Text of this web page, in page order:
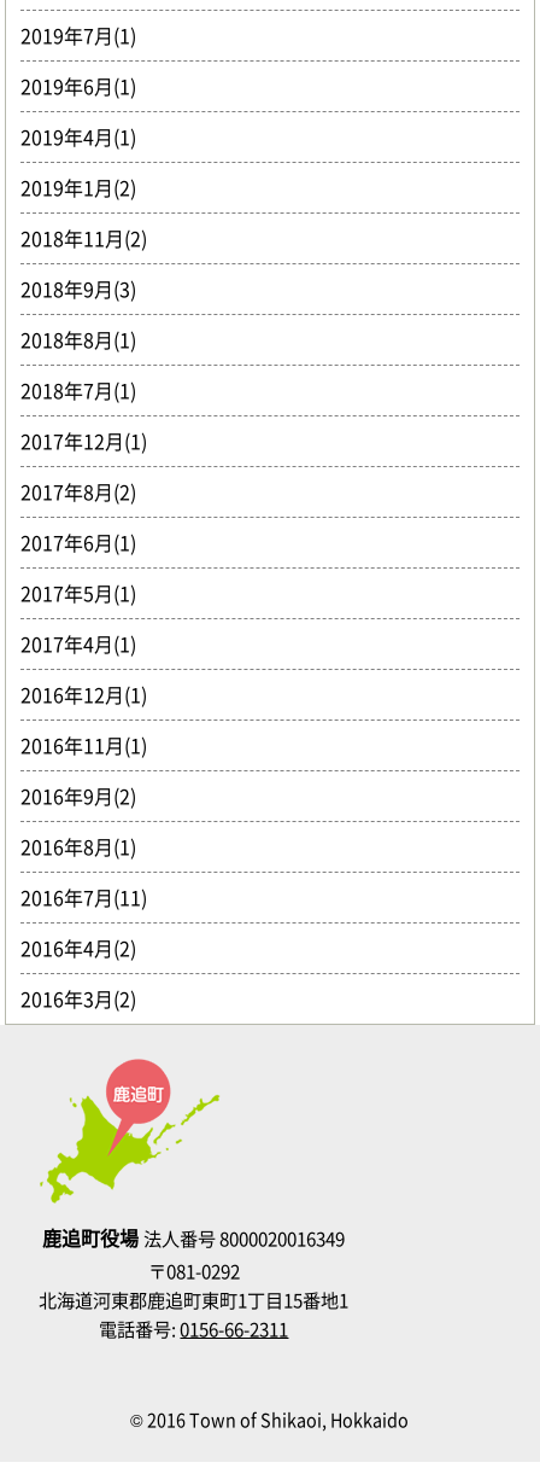
2019年7月(1)
2019年6月(1)
2019年4月(1)
2019年1月(2)
2018年11月(2)
2018年9月(3)
2018年8月(1)
2018年7月(1)
2017年12月(1)
2017年8月(2)
2017年6月(1)
2017年5月(1)
2017年4月(1)
2016年12月(1)
2016年11月(1)
2016年9月(2)
2016年8月(1)
2016年7月(11)
2016年4月(2)
2016年3月(2)
鹿追町役場法人番号 8000020016349
〒081-0292
北海道河東郡鹿追町東町1丁目15番地1
電話番号:0156-66-2311
© 2016 Town of Shikaoi, Hokkaido